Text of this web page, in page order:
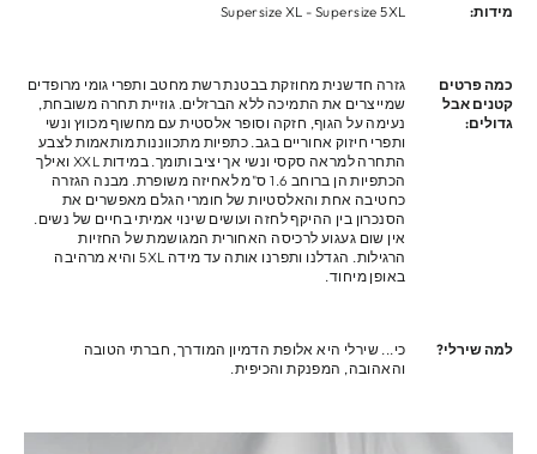
מידות: Supersize XL - Supersize 5XL
כמה פרטים
קטנים אבל
גדולים:
גזרה חדשנית מחוזקת בבטנת רשת מחטב ותפרי גומי מרופדים
שמייצרים את התמיכה ללא הברזלים. גוזיית תחרה משובחת,
נעימה על הגוף, חזקה וסופר אלסטית עם מחשוף מכווץ ונשי
ותפרי חיזוק אחוריים בגב. כתפיות מתכווננות מותאמות לצבע
התחרה למראה סקסי ונשי אך יציב ותומך. במידות XXL ואילך
הכתפיות הן ברוחב 1.6 ס"מ לאחיזה משופרת. מבנה הגזרה
כחטיבה אחת והאלסטיות של חומרי הגלם מאפשרים את
הסנכרון בין ההיקף לחזה ועושים שינוי אמיתי בחיים של נשים.
אין שום געגוע לרכיסה האחורית המגושמת של החזיות
הרגילות. הגדלנו ותפרנו אותה עד מידה 5XL והיא מרהיבה
באופן מיחוד.
למה שירלי?
כי... שירלי היא אלופת הדמיון המודרך, חברתי הטובה
והאהובה, המפנקת והכיפית.